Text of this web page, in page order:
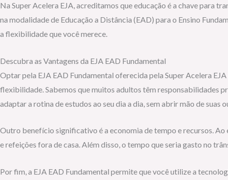
Na Super Acelera EJA, acreditamos que educação é a chave para
na modalidade de Educação a Distância (EAD) para o Ensino
a flexibilidade que você merece.
Descubra as Vantagens da EJA EAD Fundamental
Optar pela EJA EAD Fundamental oferecida pela Super Acelera
flexibilidade. Sabemos que muitos adultos têm responsabilidades
adaptar a rotina de estudos ao seu dia a dia, sem abrir mão de suas
Outro benefício significativo é a economia de tempo e recursos.
e refeições fora de casa. Além disso, o tempo que seria gasto no
Por fim, a EJA EAD Fundamental permite que você utilize a